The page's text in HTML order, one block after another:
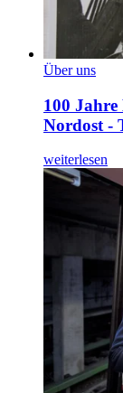
Über uns
100
Nordost -
weiterlesen